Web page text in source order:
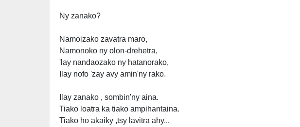
Ny zanako?
Namoizako zavatra maro,
Namonoko ny olon-drehetra,
'lay nandaozako ny hatanorako,
Ilay nofo 'zay avy amin'ny rako.
Ilay zanako , sombin'ny aina.
Tiako loatra ka tiako ampihantaina.
Tiako ho akaiky ,tsy lavitra ahy...